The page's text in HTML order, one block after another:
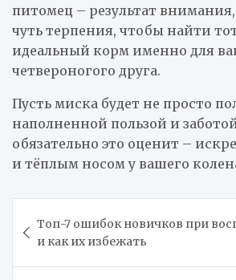
питомец – результат
чуть терпения, чтобы найти
идеальный корм именно для
четвероногого друга.
Пусть миска будет не просто
наполненной пользой и
обязательно это оценит –
и тёплым носом у вашего
по
записям
Топ-7 ошибок новичков при
и как их избежать